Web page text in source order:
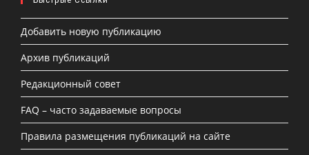
Добавить новую публикацию
Архив публикаций
Редакционный совет
FAQ – часто задаваемые вопросы
Правила размещения публикаций на сайте